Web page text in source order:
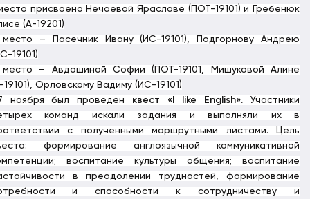
присвоено Нечаевой Яраславе (ПОТ-19101) и Гребенюк
(А-19201)
– Пасечник Ивану (ИС-19101), Подгорнову Андрею
19101)
– Авдошиной Софии (ПОТ-19101, Мишуковой Алине
19101), Орловскому Вадиму (ИС-19101)
ноября был проведен квест « like English».Участники
команд искали задания и выполняли их в
с полученными маршрутными листами.
Цель
формирование англоязычной коммуникативной
воспитание культуры общения; воспитание
в преодолении трудностей, формирование
и способности к сотрудничеству и